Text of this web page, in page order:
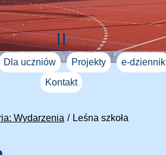
Dla uczniów Projekty e-dziennik
Kontakt
Wydarzenia Leśna szkoła